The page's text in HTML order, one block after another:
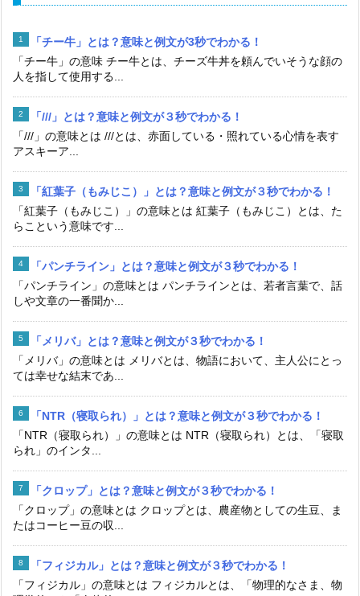
「チー牛」とは？意味と例文が3秒でわかる！
「チー牛」の意味 チー牛とは、チーズ牛丼を頼んでいそうな顔の
人を指して使用する...
「///」とは？意味と例文が３秒でわかる！
「///」の意味とは ///とは、赤面している・照れている心情を表す
アスキーア...
「紅葉子（もみじこ）」とは？意味と例文が３秒でわかる！
「紅葉子（もみじこ）」の意味とは 紅葉子（もみじこ）とは、た
らこという意味です...
「パンチライン」とは？意味と例文が３秒でわかる！
「パンチライン」の意味とは パンチラインとは、若者言葉で、話
しや文章の一番聞か...
「メリバ」とは？意味と例文が３秒でわかる！
「メリバ」の意味とは メリバとは、物語において、主人公にとっ
ては幸せな結末であ...
「NTR（寝取られ）」とは？意味と例文が３秒でわかる！
「NTR（寝取られ）」の意味とは NTR（寝取られ）とは、「寝取
られ」のインタ...
「クロップ」とは？意味と例文が３秒でわかる！
「クロップ」の意味とは クロップとは、農産物としての生豆、ま
たはコーヒー豆の収...
「フィジカル」とは？意味と例文が３秒でわかる！
「フィジカル」の意味とは フィジカルとは、「物理的なさま、物